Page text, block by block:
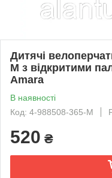
Дитячі
M з відкритими
Amara
В наявності
Код: 4-988508-365-M
520 ₴